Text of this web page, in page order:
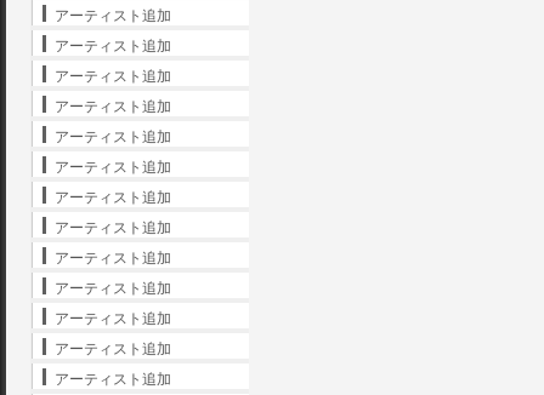
アーティスト追加
アーティスト追加
アーティスト追加
アーティスト追加
アーティスト追加
アーティスト追加
アーティスト追加
アーティスト追加
アーティスト追加
アーティスト追加
アーティスト追加
アーティスト追加
アーティスト追加